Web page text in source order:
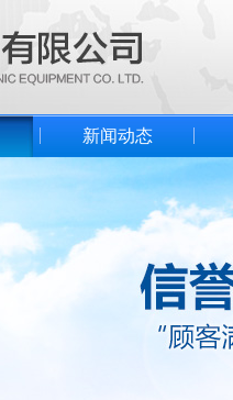
新闻动态